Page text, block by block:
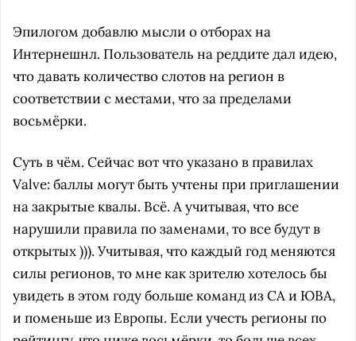
Эпилогом добавлю мысли о отборах на
Интернешнл. Пользователь на реддите дал идею,
что давать количество слотов на регион в
соответствии с местами, что за пределами
восьмёрки.
Суть в чём. Сейчас вот что указано в правилах
Valve: баллы могут быть учтены при приглашении
на закрытые квалы. Всё. А учитывая, что все
нарушили правила по заменами, то все будут в
открытых ))). Учитывая, что каждый год меняются
силы регионов, то мне как зрителю хотелось бы
увидеть в этом году больше команд из СА и ЮВА,
и поменьше из Европы. Если учесть регионы по